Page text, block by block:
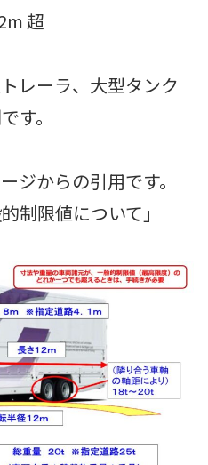
超
レーラ、大型タンク
す。
ジからの引用です。
制限値について」